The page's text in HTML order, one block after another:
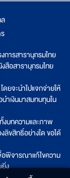
การสารานุกรมไทย
สือสารานุกรมไทย
ดยจะนำไปแจกจ่ายให้
ำเงินมาสมทบทุนใน
งบทความและภาพ
ลิขสิทธิ์อย่างใด ขอได้
อพิจารณาแก้ไขความ
ง